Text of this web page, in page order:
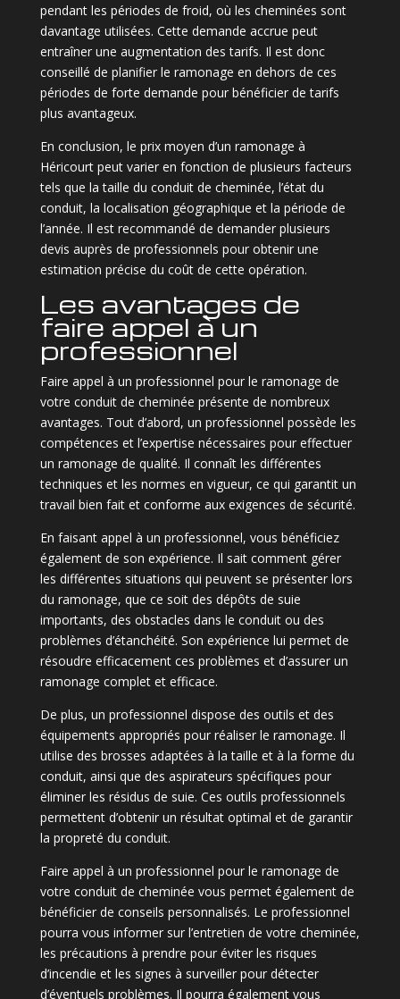
pendant les périodes de froid, où les cheminées sont
davantage utilisées. Cette demande accrue peut
entraîner une augmentation des tarifs. Il est donc
conseillé de planifier le ramonage en dehors de ces
périodes de forte demande pour bénéficier de tarifs
plus avantageux.
En conclusion, le prix moyen d’un ramonage à
Héricourt peut varier en fonction de plusieurs facteurs
tels que la taille du conduit de cheminée, l’état du
conduit, la localisation géographique et la période de
l’année. Il est recommandé de demander plusieurs
devis auprès de professionnels pour obtenir une
estimation précise du coût de cette opération.
Les avantages de
faire appel à un
professionnel
Faire appel à un professionnel pour le ramonage de
votre conduit de cheminée présente de nombreux
avantages. Tout d’abord, un professionnel possède les
compétences et l’expertise nécessaires pour effectuer
un ramonage de qualité. Il connaît les différentes
techniques et les normes en vigueur, ce qui garantit un
travail bien fait et conforme aux exigences de sécurité.
En faisant appel à un professionnel, vous bénéficiez
également de son expérience. Il sait comment gérer
les différentes situations qui peuvent se présenter lors
du ramonage, que ce soit des dépôts de suie
importants, des obstacles dans le conduit ou des
problèmes d’étanchéité. Son expérience lui permet de
résoudre efficacement ces problèmes et d’assurer un
ramonage complet et efficace.
De plus, un professionnel dispose des outils et des
équipements appropriés pour réaliser le ramonage. Il
utilise des brosses adaptées à la taille et à la forme du
conduit, ainsi que des aspirateurs spécifiques pour
éliminer les résidus de suie. Ces outils professionnels
permettent d’obtenir un résultat optimal et de garantir
la propreté du conduit.
Faire appel à un professionnel pour le ramonage de
votre conduit de cheminée vous permet également de
bénéficier de conseils personnalisés. Le professionnel
pourra vous informer sur l’entretien de votre cheminée,
les précautions à prendre pour éviter les risques
d’incendie et les signes à surveiller pour détecter
d’éventuels problèmes. Il pourra également vous